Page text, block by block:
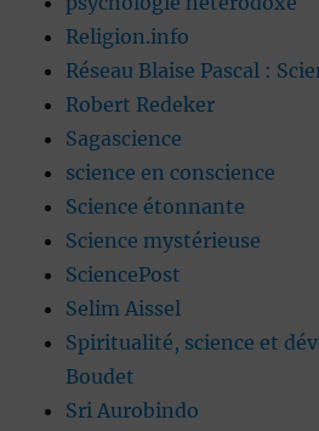
Religion.info
Réseau Blaise Pascal :
Robert Redeker
Sagascience
science en conscience
Science étonnante
Science mystérieuse
SciencePost
Selim Aissel
Spiritualité, science et
Boudet
Sri Aurobindo